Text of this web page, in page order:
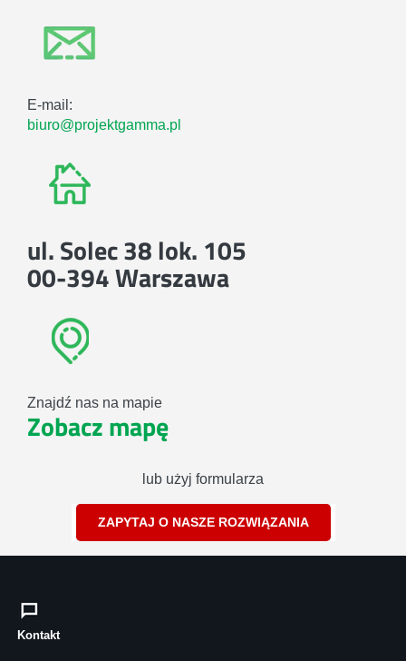
E-mail:
biuro@projektgamma.pl
ul. Solec 38 lok. 105
00-394 Warszawa
Znajdź nas na mapie
Zobacz mapę
lub użyj formularza
ZAPYTAJ O NASZE ROZWIĄZANIA
Kontakt